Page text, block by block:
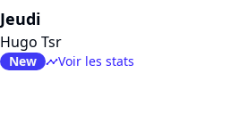
Jeudi
Hugo Tsr
New timelineVoir les stats